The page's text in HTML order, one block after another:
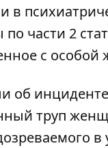
в
части 2
с особой
об
труп
в